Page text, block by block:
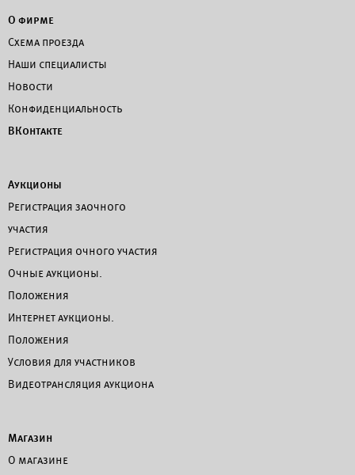
О фирме
Схема проезда
Наши специалисты
Новости
Конфиденциальность
ВКонтакте
Аукционы
Регистрация заочного
участия
Регистрация очного участия
Очные аукционы.
Положения
Интернет аукционы.
Положения
Условия для участников
Видеотрансляция аукциона
Магазин
О магазине